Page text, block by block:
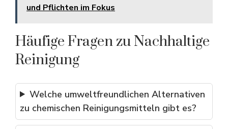
und Pflichten im Fokus
Häufige Fragen zu Nachhaltige
Reinigung
Welche umweltfreundlichen Alternativen
zu chemischen Reinigungsmitteln gibt es?